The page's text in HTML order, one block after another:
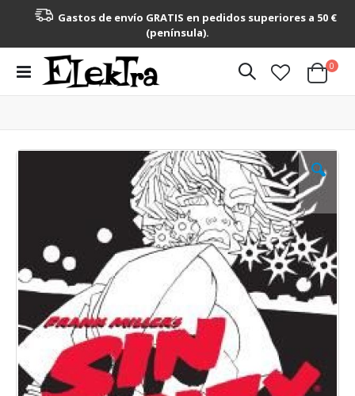
Gastos de envío GRATIS en pedidos superiores a 50 €
(península).
Toggle
Nav
Cart
0
Saltar
imágenes